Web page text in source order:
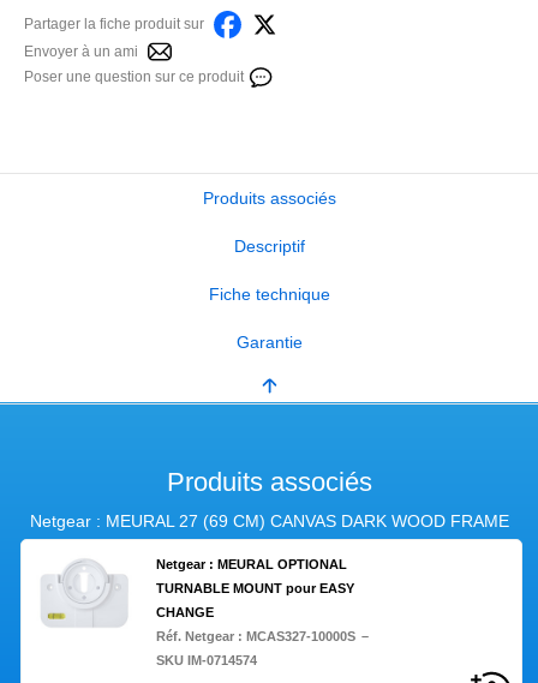
Partager la fiche produit sur
Envoyer à un ami
Poser une question sur ce produit
Produits associés
Descriptif
Fiche technique
Garantie
Produits associés
Netgear : MEURAL 27 (69 CM) CANVAS DARK WOOD FRAME
Netgear : MEURAL OPTIONAL
TURNABLE MOUNT pour EASY
CHANGE
Réf. Netgear :MCAS327-10000S –
SKU IM-0714574